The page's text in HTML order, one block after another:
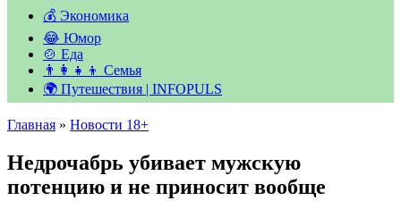
💰 Экономика
😂 Юмор
🍲 Еда
👨‍👩‍👧‍👦 Семья
🌍 Путешествия | INFOPULS
Главная » Новости 18+
Недрочабрь убивает мужскую
потенцию и не приносит вообще